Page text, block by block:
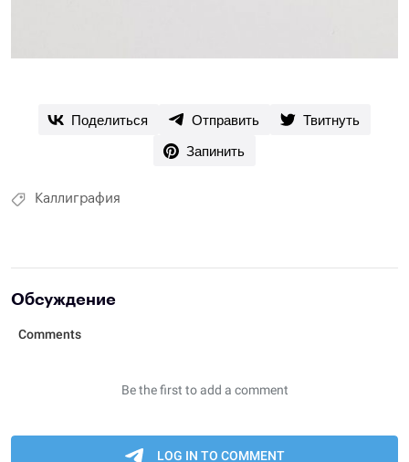
Поделиться Отправить
Твитнуть
Запинить
Каллиграфия
Обсуждение